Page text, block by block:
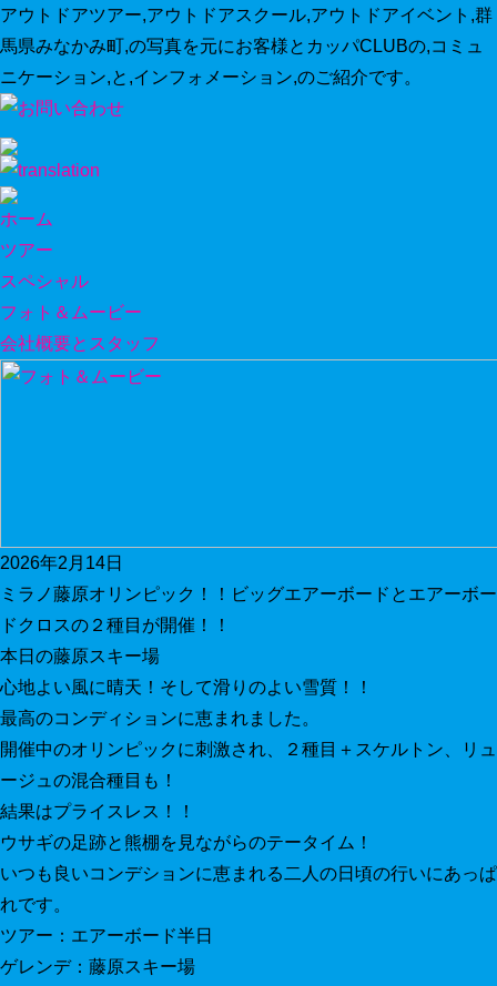
アウトドアツアー,アウトドアスクール,アウトドアイベント,群
馬県みなかみ町,の写真を元にお客様とカッパCLUBの,コミュ
ニケーション,と,インフォメーション,のご紹介です。
ホーム
ツアー
スペシャル
フォト＆ムービー
会社概要とスタッフ
2026年2月14日
ミラノ藤原オリンピック！！ビッグエアーボードとエアーボー
ドクロスの２種目が開催！！
本日の藤原スキー場
心地よい風に晴天！そして滑りのよい雪質！！
最高のコンディションに恵まれました。
開催中のオリンピックに刺激され、２種目＋スケルトン、リュ
ージュの混合種目も！
結果はプライスレス！！
ウサギの足跡と熊棚を見ながらのテータイム！
いつも良いコンデションに恵まれる二人の日頃の行いにあっぱ
れです。
ツアー：エアーボード半日
ゲレンデ：藤原スキー場